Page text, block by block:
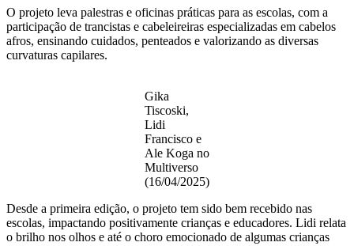
O projeto leva palestras e oficinas práticas para as escolas, com a
participação de trancistas e cabeleireiras especializadas em cabelos
afros, ensinando cuidados, penteados e valorizando as diversas
curvaturas capilares.
Gika
Tiscoski,
Lidi
Francisco e
Ale Koga no
Multiverso
(16/04/2025)
Desde a primeira edição, o projeto tem sido bem recebido nas
escolas, impactando positivamente crianças e educadores. Lidi relata
o brilho nos olhos e até o choro emocionado de algumas crianças